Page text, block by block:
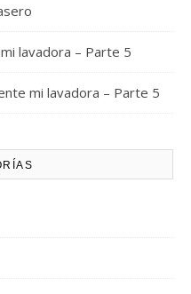
lavadora – Parte 5
mi lavadora – Parte 5